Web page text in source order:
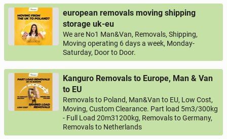
european removals moving shipping
storage uk-eu
We are No1 Man&Van, Removals, Shipping,
Moving operating 6 days a week, Monday-
Saturday, Door to Door.
Kanguro Removals to Europe, Man & Van
to EU
Removals to Poland, Man&Van to EU, Low Cost,
Moving, Custom Clearance. Part load 5m3/300kg
- Full Load 20m31200kg, Removals to Germany,
Removals to Netherlands